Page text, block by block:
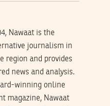
Nawaat is the
journalism in
region and provides
news and analysis.
winning online
magazine, Nawaat